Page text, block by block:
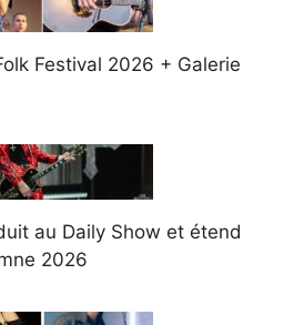
Festival 2026 + Galerie
au Daily Show et étend
2026